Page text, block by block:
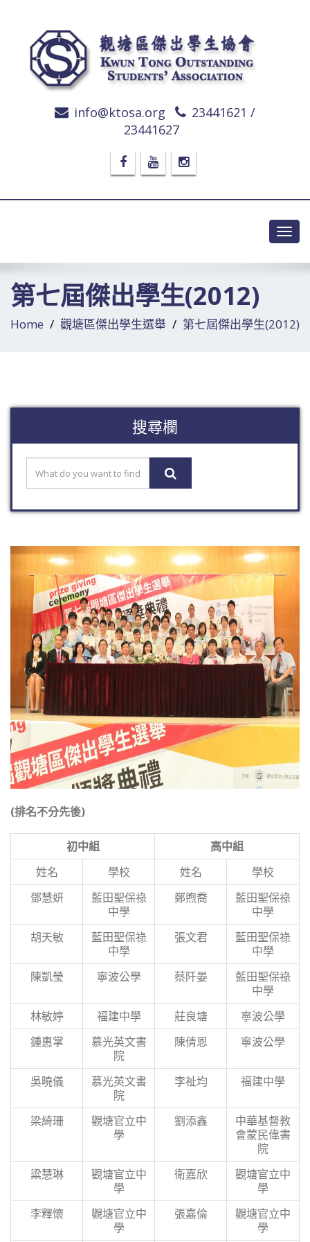
info@ktosa.org
23441621 /
23441627
第七屆傑出學生(2012)
Home 觀塘區傑出學生選舉 第七屆傑出學生(2012)
搜尋欄
(排名不分先後)
初中組
高中組
姓名
學校 姓名
學校
鄧慧妍
藍田聖保祿
中學
鄭煦喬
藍田聖保祿
中學
胡天敏
藍田聖保祿
中學
張文君
藍田聖保祿
中學
陳凱瑩
寧波公學 蔡阡晏
藍田聖保祿
中學
林敏婷
福建中學 莊良塘
寧波公學
鍾惠掌
慕光英文書
院
陳倩恩 寧波公學
吳曉儀
慕光英文書
院
李祉均 福建中學
梁綺珊
觀塘官立中
學
劉添鑫
中華基督教
會蒙民偉書
院
粱慧琳
觀塘官立中
學
衛嘉欣
觀塘官立中
學
李釋懷
觀塘官立中
學
張嘉倫
觀塘官立中
學